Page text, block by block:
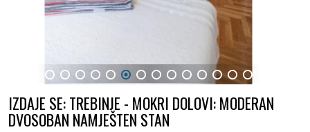
2 3 4 5 6 7 8 9 10 11 12 13 14 15
IZDAJE SE: TREBINJE - MOKRI DOLOVI: MODERAN
DVOSOBAN NAMJEŠTEN STAN